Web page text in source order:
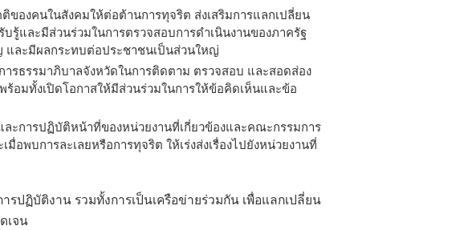
องคนในสังคมให้ต่อต้านการทุจริต ส่งเสริมการแลกเปลี่ยน
รู้และมีส่วนร่วมในการตรวจสอบการดำเนินงานของภาครัฐ
และมีผลกระทบต่อประชาชนเป็นส่วนใหญ่
รธรรมาภิบาลจังหวัดในการติดตาม ตรวจสอบ และสอดส่อง
ร้อมทั้งเปิดโอกาสให้มีส่วนร่วมในการให้ข้อคิดเห็นและข้อ
ะการปฏิบัติหน้าที่ของหน่วยงานที่เกี่ยวข้องและคณะกรรมการ
พบการละเลยหรือการทุจริต ให้เร่งส่งเรื่องไปยังหน่วยงานที่
ปฏิบัติงาน รวมทั้งการเป็นเครือข่ายร่วมกัน เพื่อแลกเปลี่ยน
เจน